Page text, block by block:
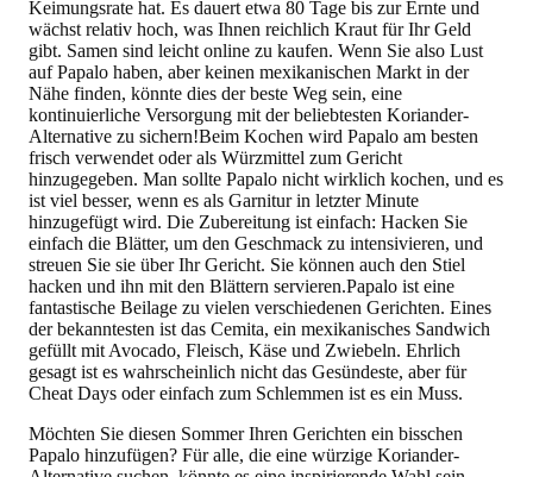
Keimungsrate hat. Es dauert etwa 80 Tage bis zur Ernte und
wächst relativ hoch, was Ihnen reichlich Kraut für Ihr Geld
gibt. Samen sind leicht online zu kaufen. Wenn Sie also Lust
auf Papalo haben, aber keinen mexikanischen Markt in der
Nähe finden, könnte dies der beste Weg sein, eine
kontinuierliche Versorgung mit der beliebtesten Koriander-
Alternative zu sichern!Beim Kochen wird Papalo am besten
frisch verwendet oder als Würzmittel zum Gericht
hinzugegeben. Man sollte Papalo nicht wirklich kochen, und es
ist viel besser, wenn es als Garnitur in letzter Minute
hinzugefügt wird. Die Zubereitung ist einfach: Hacken Sie
einfach die Blätter, um den Geschmack zu intensivieren, und
streuen Sie sie über Ihr Gericht. Sie können auch den Stiel
hacken und ihn mit den Blättern servieren.Papalo ist eine
fantastische Beilage zu vielen verschiedenen Gerichten. Eines
der bekanntesten ist das Cemita, ein mexikanisches Sandwich
gefüllt mit Avocado, Fleisch, Käse und Zwiebeln. Ehrlich
gesagt ist es wahrscheinlich nicht das Gesündeste, aber für
Cheat Days oder einfach zum Schlemmen ist es ein Muss.
Möchten Sie diesen Sommer Ihren Gerichten ein bisschen
Papalo hinzufügen? Für alle, die eine würzige Koriander-